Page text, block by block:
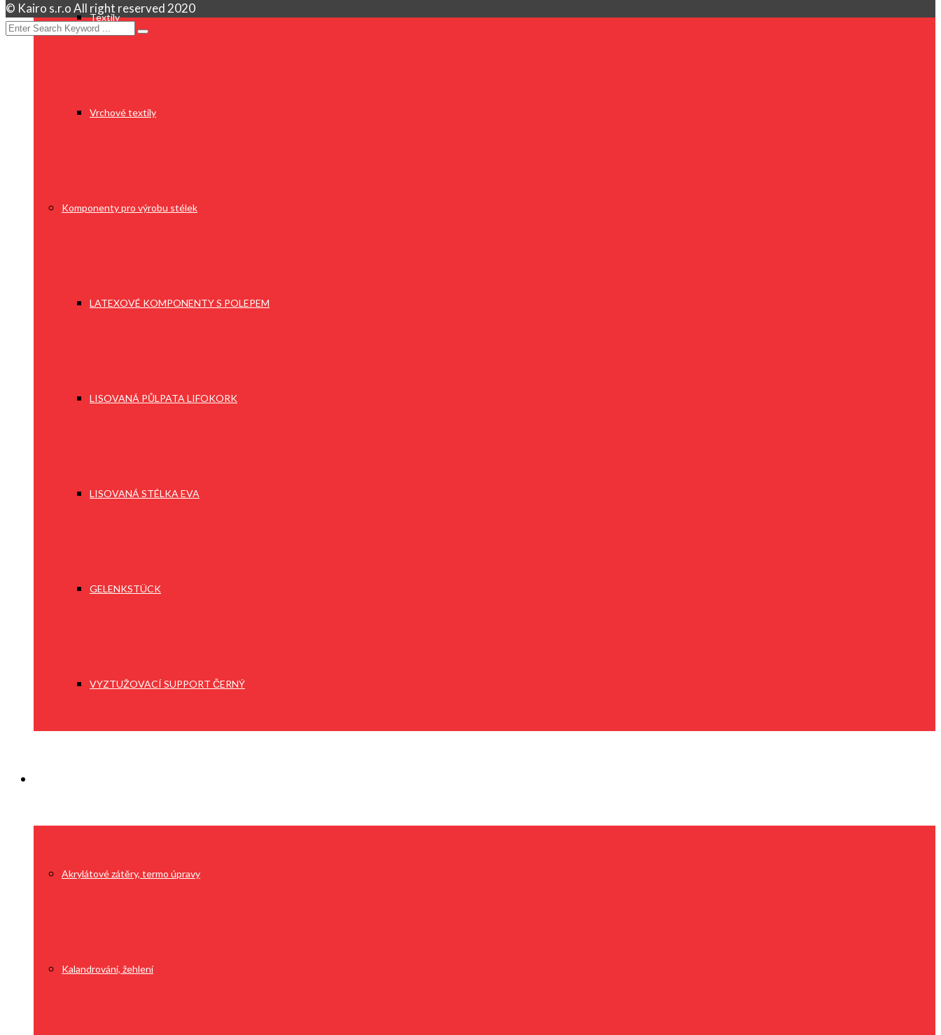
Textily
Vrchové textily
Komponenty pro výrobu stélek
LATEXOVÉ KOMPONENTY S POLEPEM
LISOVANÁ PŮLPATA LIFOKORK
LISOVANÁ STÉLKA EVA
GELENKSTÜCK
VYZTUŽOVACÍ SUPPORT ČERNÝ
Akrylátové zátěry, termo úpravy
Kalandrování, žehlení
© Kairo s.r.o All right reserved 2020